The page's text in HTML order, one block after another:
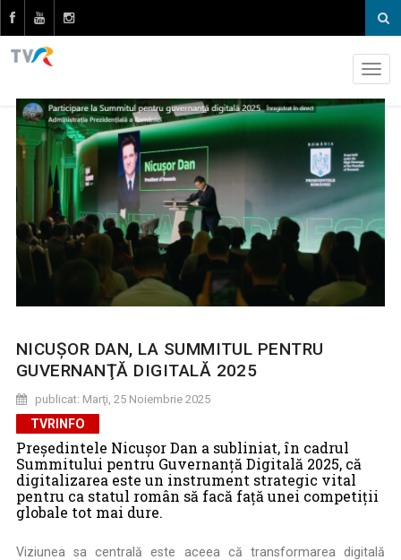
NICUŞOR DAN, LA SUMMITUL PENTRU
GUVERNANŢĂ DIGITALĂ 2025
publicat: Marţi, 25 Noiembrie 2025
TVRINFO
Președintele Nicușor Dan a subliniat, în cadrul
Summitului pentru Guvernanță Digitală 2025, că
digitalizarea este un instrument strategic vital
pentru ca statul român să facă față unei competiții
globale tot mai dure.
Viziunea sa centrală este aceea că transformarea digitală